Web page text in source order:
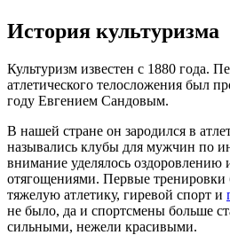
История культуризма
Культуризм известен с 1880 года.
атлетического телосложения был
году Евгением Сандовым.
В нашей стране он зародился в
назывались клубы для мужчин по
внимание уделялось оздоровлению
отягощениями. Первые
тяжелую атлетику, гиревой спорт и
не было, да и спортсмены больше
сильными, нежели красивыми.